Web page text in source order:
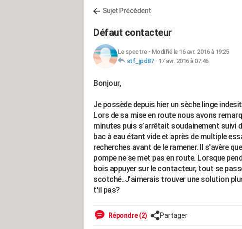
Sujet Précédent
Défaut contacteur
Le spectre- Modifié le 16 avr. 2016 à 19:25
stf_jpd87- 17 avr. 2016 à 07:46
Bonjour,
Je possède depuis hier un sèche linge
Lors de sa mise en route nous avons
minutes puis s’arrêtait soudainement suivi
bac à eau étant vide et après de multiple
recherches avant de le ramener. Il s'avère
pompe ne se met pas en route. Lorsque
bois appuyer sur le contacteur, tout se
scotché..J'aimerais trouver une solution
t'il pas?
Répondre (2) Partager